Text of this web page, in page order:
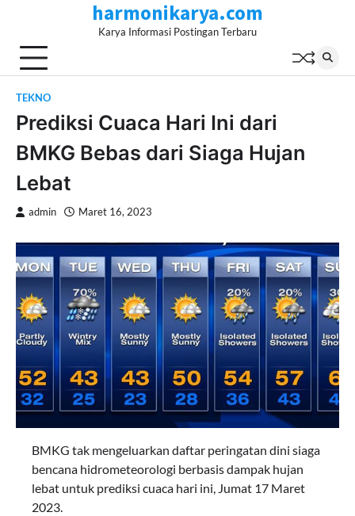
content
harmonikarya.com
Karya Informasi Postingan Terbaru
TEKNO
Prediksi Cuaca Hari Ini dari
BMKG Bebas dari Siaga Hujan
Lebat
admin Maret 16, 2023
BMKG tak mengeluarkan daftar peringatan dini siaga
bencana hidrometeorologi berbasis dampak hujan
lebat untuk prediksi cuaca hari ini, Jumat 17 Maret
2023.